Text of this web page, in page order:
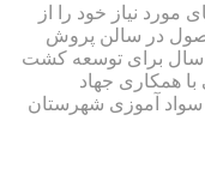
نیاز خود را از
در سالن پروش
سال برای توسعه کشت
همکاری جهاد
سواد آموزی شهرستان